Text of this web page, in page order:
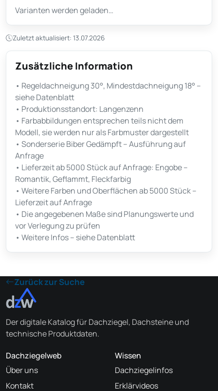
Varianten werden geladen…
Zuletzt aktualisiert: 13.07.2026
Zusätzliche Information
• Regeldachneigung 30°, Mindestdachneigung 18° –
siehe Datenblatt
• Produktionsstandort: Langenzenn
• Farbabbildungen entsprechen teils nicht dem
Modell, sie werden nur als Farbmuster dargestellt
• Sonderserie Biber Gedämpft – Ausführung auf
Anfrage
• Lieferzeit ab 5000 Stück auf Anfrage: Engobe –
Romantik, Geflammt, Fleckfarbig
• Weitere Farben und Oberflächen ab 5000 Stück –
Lieferzeit auf Anfrage
• Die angegebenen Maße sind Planungswerte und
vor Verlegung zu prüfen
• Weitere Infos – siehe Datenblatt
Zurück zur Suche
Der digitale Katalog für Dachziegel, Dachsteine und
technische Produktdaten.
Dachziegelweb
Über uns
Kontakt
Wissen
Dachziegelinfos
Erklärvideos